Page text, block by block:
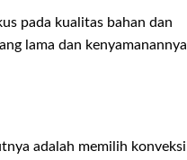
pada kualitas bahan dan
lama dan kenyamanannya
adalah memilih konveksi